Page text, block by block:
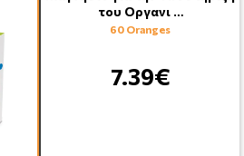
του Οργανι …
60 Oranges
7.39€